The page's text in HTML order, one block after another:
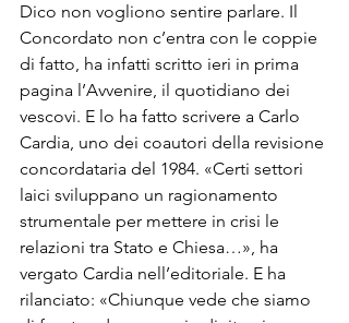
Dico non vogliono sentire parlare. Il
Concordato non c’entra con le coppie
di fatto, ha infatti scritto ieri in prima
pagina l’Avvenire, il quotidiano dei
vescovi. E lo ha fatto scrivere a Carlo
Cardia, uno dei coautori della revisione
concordataria del 1984. «Certi settori
laici sviluppano un ragionamento
strumentale per mettere in crisi le
relazioni tra Stato e Chiesa…», ha
vergato Cardia nell’editoriale. E ha
rilanciato: «Chiunque vede che siamo